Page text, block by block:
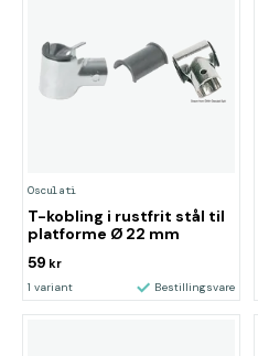
Osculati
T-kobling i rustfrit stål til
platforme Ø 22 mm
59 kr
1 variant Bestillingsvare